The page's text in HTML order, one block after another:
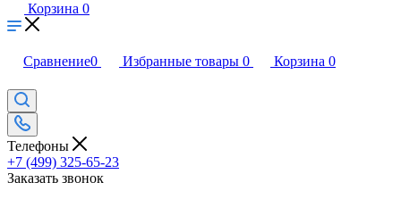
Корзина 0
Сравнение0 Избранные товары 0 Корзина 0
Телефоны
+7 (499) 325-65-23
Заказать звонок